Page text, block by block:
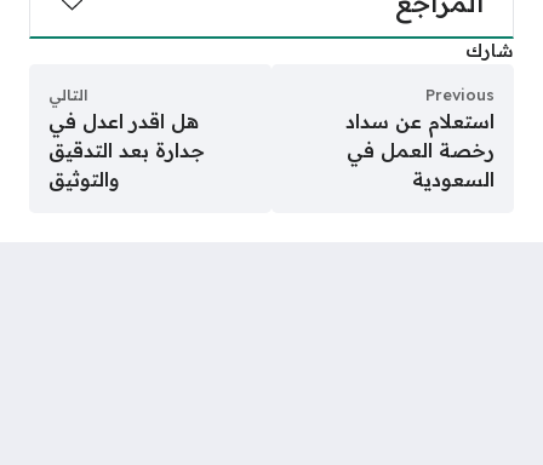
شارك
Previous
استعلام عن سداد
رخصة العمل في
السعودية
التالي
هل اقدر اعدل في
جدارة بعد التدقيق
والتوثيق